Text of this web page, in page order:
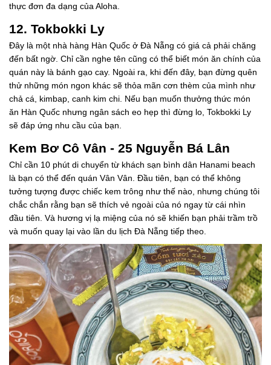
thực đơn đa dạng của Aloha.
12. Tokbokki Ly
Đây là một nhà hàng Hàn Quốc ở Đà Nẵng có giá cả phải chăng
đến bất ngờ. Chỉ cần nghe tên cũng có thể biết món ăn chính của
quán này là bánh gạo cay. Ngoài ra, khi đến đây, bạn đừng quên
thử những món ngon khác sẽ thỏa mãn cơn thèm của mình như
chả cá, kimbap, canh kim chi. Nếu bạn muốn thưởng thức món
ăn Hàn Quốc nhưng ngân sách eo hẹp thì đừng lo, Tokbokki Ly
sẽ đáp ứng nhu cầu của bạn.
Kem Bơ Cô Vân - 25 Nguyễn Bá Lân
Chỉ cần 10 phút di chuyển từ khách sạn bình dân Hanami beach
là bạn có thể đến quán Vân Vân. Đầu tiên, bạn có thể không
tưởng tượng được chiếc kem trông như thế nào, nhưng chúng tôi
chắc chắn rằng bạn sẽ thích vẻ ngoài của nó ngay từ cái nhìn
đầu tiên. Và hương vị lạ miệng của nó sẽ khiến bạn phải trầm trồ
và muốn quay lại vào lần du lịch Đà Nẵng tiếp theo.